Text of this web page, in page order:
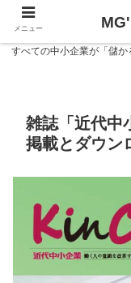
すべての中小企業が「儲
雑誌「近代中
掲載とダウン
メニュー